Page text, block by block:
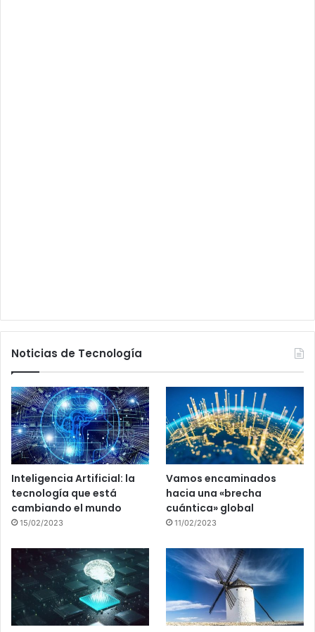
Noticias de Tecnología
Inteligencia Artificial: la
tecnología que está
cambiando el mundo
15/02/2023
Vamos encaminados
hacia una «brecha
cuántica» global
11/02/2023